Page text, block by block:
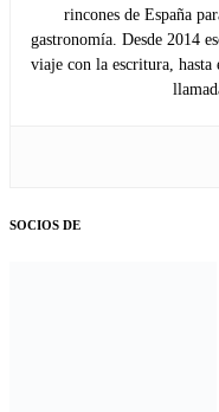
rincones de España
gastronomía. Desde 2014
viaje con la escritura,
SOCIOS DE